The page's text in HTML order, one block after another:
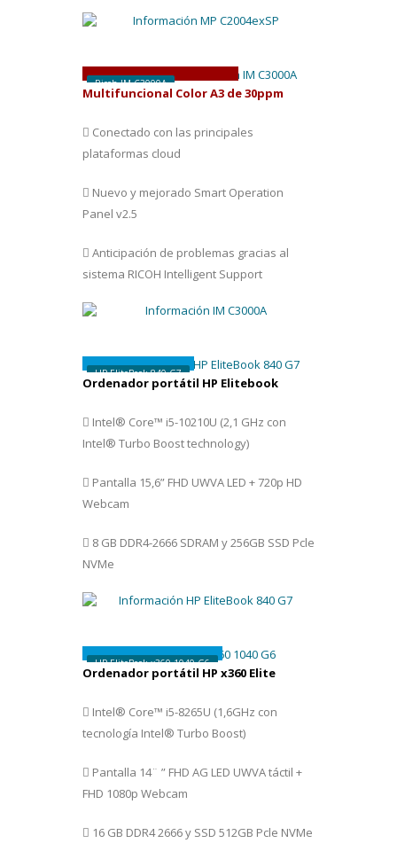
Ricoh IM C3000A
Multifuncional Color A3 de 30ppm
Conectado con las principales
plataformas cloud
Nuevo y mejorado Smart Operation
Panel v2.5
Anticipación de problemas gracias al
sistema RICOH Intelligent Support
HP EliteBook 840 G7
Ordenador portátil HP Elitebook
Intel® Core™ i5-10210U (2,1 GHz con
Intel® Turbo Boost technology)
Pantalla 15,6” FHD UWVA LED + 720p HD
Webcam
8 GB DDR4-2666 SDRAM y 256GB SSD Pcle
NVMe
HP EliteBook x360 1040 G6
Ordenador portátil HP x360 Elite
Intel® Core™ i5-8265U (1,6GHz con
tecnología Intel® Turbo Boost)
Pantalla 14¨ ” FHD AG LED UWVA táctil +
FHD 1080p Webcam
16 GB DDR4 2666 y SSD 512GB Pcle NVMe